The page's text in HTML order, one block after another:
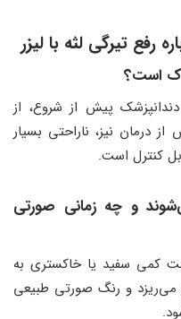
است؟
پیش از شروع، از
نیز، ناراحتی بسیار
کنترل است.
و چه زمانی صورتی
کمی سفید یا خاکستری به
می‌ریزد و رنگ صورتی طبیعی